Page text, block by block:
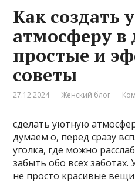
Как создать
атмосферу в
простые и
советы
27.12.2024 Женский блог
сделать уютную
думаем о, перед сразу
уголка, где можно
забыть обо всех
не просто красивые